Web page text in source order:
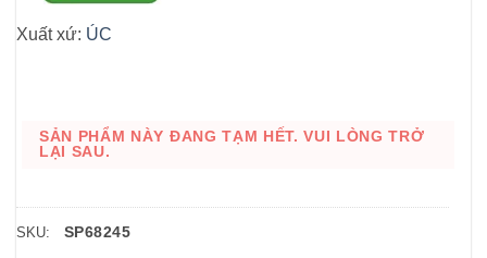
Xuất xứ: ÚC
SẢN PHẨM NÀY ĐANG TẠM HẾT. VUI LÒNG TRỞ
LẠI SAU.
SKU: SP68245